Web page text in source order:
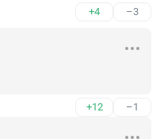
+4 –3
+12 –1